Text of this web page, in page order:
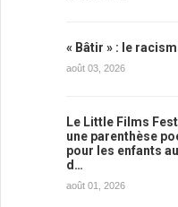
« Bâtir » : le
août 03, 2026
Le Little Films
une parenthèse
pour les enfants
d…
août 01, 2026